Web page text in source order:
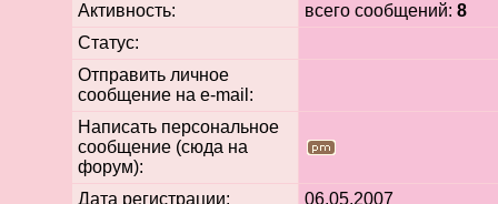
Активность:
всего сообщений: 8
Статус:
Отправить личное
сообщение на e-mail:
Написать персональное
сообщение (сюда на
форум):
Дата регистрации:
06.05.2007